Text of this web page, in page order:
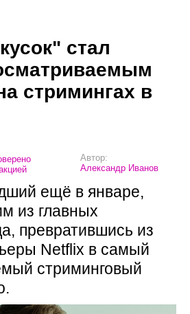
стал
стримингах в
Автор:
Александр Иванов
ещё в январе,
из главных
превратившись из
Netflix в самый
стриминговый